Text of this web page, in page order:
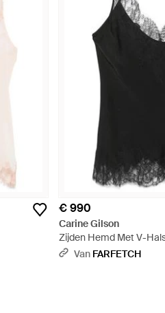
€ 990
Carine Gilson
Zijden Hemd Met V-
Van FARFETCH